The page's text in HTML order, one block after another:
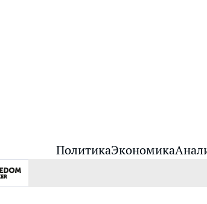
ПолитикаЭкономика